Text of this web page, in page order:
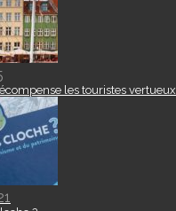
les touristes vertueux